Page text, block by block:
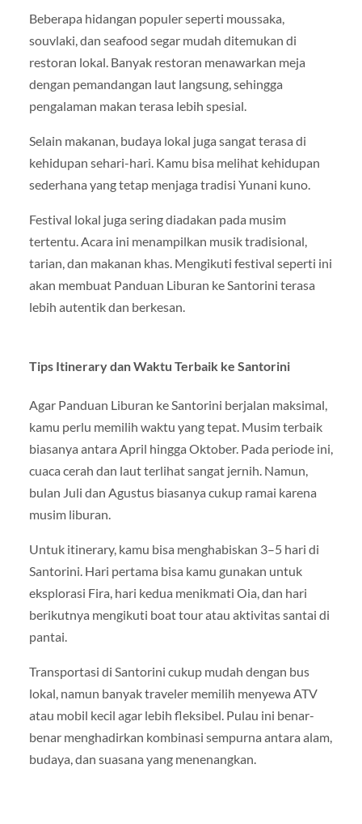
Beberapa hidangan populer seperti moussaka,
souvlaki, dan seafood segar mudah ditemukan di
restoran lokal. Banyak restoran menawarkan meja
dengan pemandangan laut langsung, sehingga
pengalaman makan terasa lebih spesial.
Selain makanan, budaya lokal juga sangat terasa di
kehidupan sehari-hari. Kamu bisa melihat kehidupan
sederhana yang tetap menjaga tradisi Yunani kuno.
Festival lokal juga sering diadakan pada musim
tertentu. Acara ini menampilkan musik tradisional,
tarian, dan makanan khas. Mengikuti festival seperti ini
akan membuat Panduan Liburan ke Santorini terasa
lebih autentik dan berkesan.
Tips Itinerary dan Waktu Terbaik ke Santorini
Agar Panduan Liburan ke Santorini berjalan maksimal,
kamu perlu memilih waktu yang tepat. Musim terbaik
biasanya antara April hingga Oktober. Pada periode ini,
cuaca cerah dan laut terlihat sangat jernih. Namun,
bulan Juli dan Agustus biasanya cukup ramai karena
musim liburan.
Untuk itinerary, kamu bisa menghabiskan 3–5 hari di
Santorini. Hari pertama bisa kamu gunakan untuk
eksplorasi Fira, hari kedua menikmati Oia, dan hari
berikutnya mengikuti boat tour atau aktivitas santai di
pantai.
Transportasi di Santorini cukup mudah dengan bus
lokal, namun banyak traveler memilih menyewa ATV
atau mobil kecil agar lebih fleksibel. Pulau ini benar-
benar menghadirkan kombinasi sempurna antara alam,
budaya, dan suasana yang menenangkan.